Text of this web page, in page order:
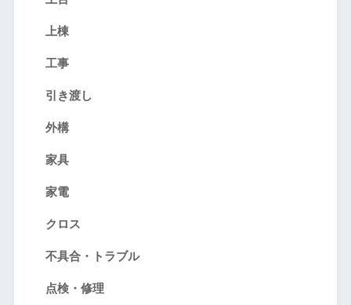
上棟
工事
引き渡し
外構
家具
家電
クロス
不具合・トラブル
点検・修理